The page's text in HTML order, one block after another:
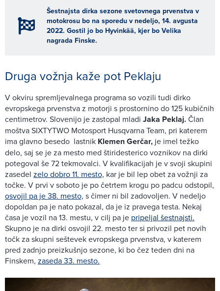
Šestnajsta dirka sezone svetovnega prvenstva v
motokrosu bo na sporedu v nedeljo, 14. avgusta
2022. Gostil jo bo Hyvinkää, kjer bo Velika
nagrada Finske.
Druga vožnja kaže pot Peklaju
V okviru spremljevalnega programa so vozili tudi dirko
evropskega prvenstva z motorji s prostornino do 125 kubičnih
centimetrov. Slovenijo je zastopal mladi Jaka Peklaj.Član
moštva SIXTYTWO Motosport Husqvarna Team, pri katerem
ima glavno besedo lastnik Klemen Gerčar, je imel težko
delo, saj se je za mesto med štiridesterico voznikov na dirki
potegoval še 72 tekmovalci. V kvalifikacijah je v svoji skupini
zasedel zelo dobro 11. mesto, kar je bil lep obet za vožnji za
točke. V prvi v soboto je po četrtem krogu po padcu odstopil,
osvojil pa je 38. mesto, s čimer ni bil zadovoljen. V nedeljo
dopoldan pa je nato pokazal, da je iz pravega testa. Nekaj
časa je vozil na 13. mestu, v cilj pa je pripeljal šestnajsti.
Skupno je na dirki osvojil 22. mesto ter si privozil pet novih
točk za skupni seštevek evropskega prvenstva, v katerem
pred zadnjo preizkušnjo sezone, ki bo čez teden dni na
Finskem, zaseda 33. mesto.